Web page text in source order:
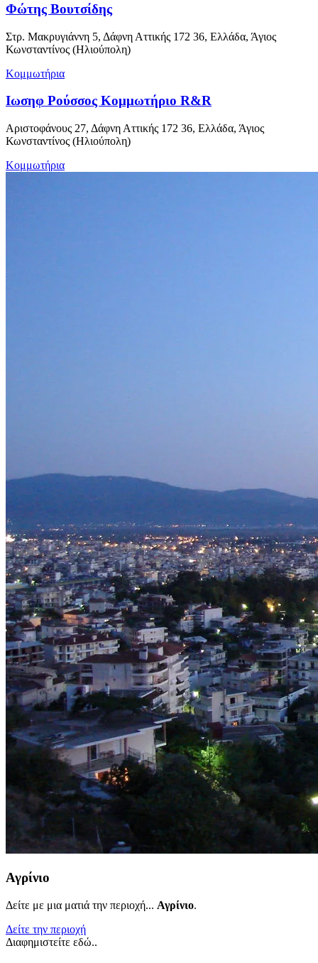
Φώτης Βουτσίδης
Στρ. Μακρυγιάννη 5, Δάφνη Αττικής 172 36, Ελλάδα, Άγιος
Κωνσταντίνος (Ηλιούπολη)
Κομμωτήρια
Ιωσηφ Ρούσσος Κομμωτήριο R&R
Αριστοφάνους 27, Δάφνη Αττικής 172 36, Ελλάδα, Άγιος
Κωνσταντίνος (Ηλιούπολη)
Κομμωτήρια
Αγρίνιο
Δείτε με μια ματιά την περιοχή... Αγρίνιο.
Δείτε την περιοχή
Διαφημιστείτε εδώ..